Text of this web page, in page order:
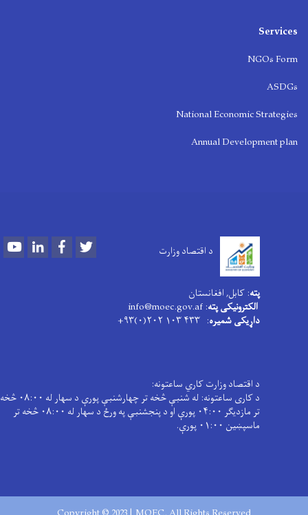
Services
NGOs Form
ASDGs
National Economic Strategies
Annual Development plan
د اقتصاد وزارت YoutubeLinkedInFacebook
پته: کابل, افغانستان
الکترونیکی پته: info@moec.gov.af
داړیکی شمیره: ۴۳۳ ۱۰۳ ۲۰۲(۰)۹۳+
د اقتصاد وزارت کاري ساعتونه:
د کاری ساعتونه: له شنبې څخه تر چهارشنبې پورې د سهار له ۰۸:۰۰ څخه
تر مازدیګر ۰۴:۰۰ پورې او د پنجشنبې په ورځ د سهار له ۰۸:۰۰ څخه تر
ماسپښین ۰۱:۰۰ پورې.